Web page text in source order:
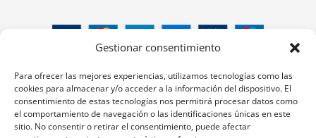
Gestionar consentimiento
Para ofrecer las mejores experiencias, utilizamos tecnologías como las
cookies para almacenar y/o acceder a la información del dispositivo. El
consentimiento de estas tecnologías nos permitirá procesar datos como
el comportamiento de navegación o las identificaciones únicas en este
sitio. No consentir o retirar el consentimiento, puede afectar
Siguenos: